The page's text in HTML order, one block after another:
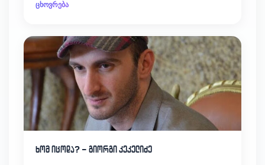
ცხოვრება
ხომ იცოდა? – გიორგი კეკელიძე